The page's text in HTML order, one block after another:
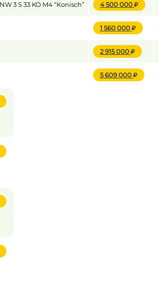
3 S 33 KO M4 “Konisch” 4 500 000
1 560 000
2 915 000
5 609 000